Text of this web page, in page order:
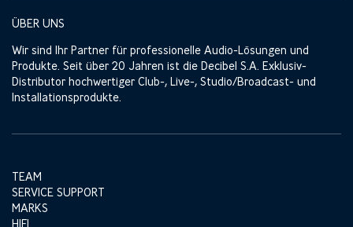
ÜBER UNS
Wir sind Ihr Partner für professionelle Audio-Lösungen und
Produkte. Seit über 20 Jahren ist die Decibel S.A. Exklusiv-
Distributor hochwertiger Club-, Live-, Studio/Broadcast- und
Installationsprodukte.
TEAM
SERVICE SUPPORT
MARKS
HIFI